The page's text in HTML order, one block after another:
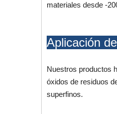
materiales desde -
Aplicación
Nuestros productos
óxidos de residuos
superfinos.